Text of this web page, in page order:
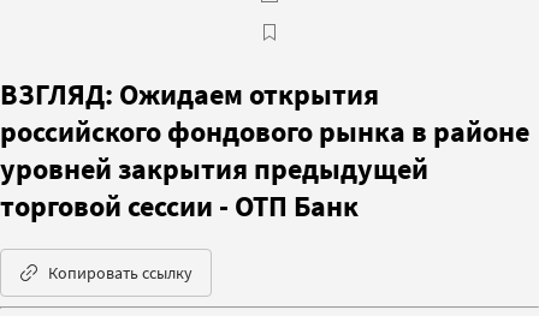
ВЗГЛЯД: Ожидаем открытия
российского фондового рынка в районе
уровней закрытия предыдущей
торговой сессии - ОТП Банк
Копировать ссылку